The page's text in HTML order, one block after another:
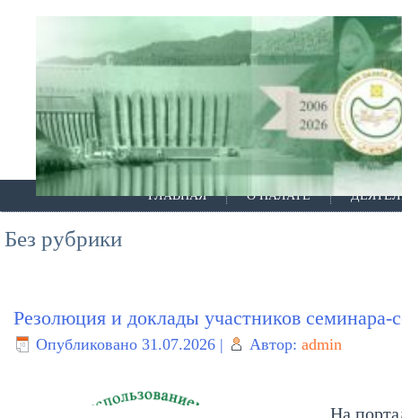
ГЛАВНАЯ О ПАЛАТЕ
Без рубрики
Резолюция и доклады участников
Опубликовано 31.07.2026 | Автор: admin
На